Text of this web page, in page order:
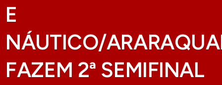
E
NÁUTICO/
FAZEM 2ª SEMIFINAL